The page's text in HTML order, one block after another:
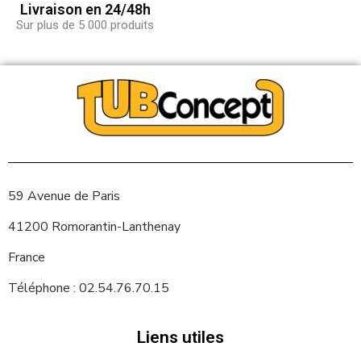
Livraison en 24/48h
Sur plus de 5 000 produits
59 Avenue de Paris
41200 Romorantin-Lanthenay
France
Téléphone : 02.54.76.70.15
Liens utiles